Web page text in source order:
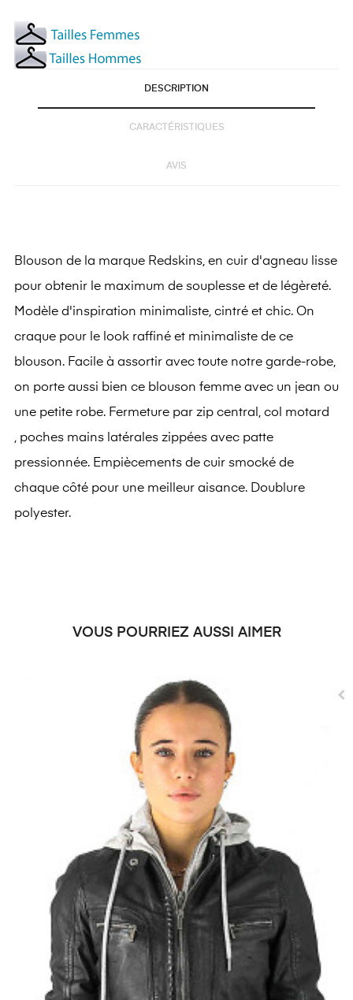
DESCRIPTION
CARACTÉRISTIQUES
AVIS
Blouson de la marque Redskins, en cuir d'agneau lisse
pour obtenir le maximum de souplesse et de légèreté.
Modèle d'inspiration minimaliste, cintré et chic. On
craque pour le look raffiné et minimaliste de ce
blouson. Facile à assortir avec toute notre garde-robe,
on porte aussi bien ce blouson femme avec un jean ou
une petite robe. Fermeture par zip central, col motard
, poches mains latérales zippées avec patte
pressionnée. Empiècements de cuir smocké de
chaque côté pour une meilleur aisance. Doublure
polyester.
VOUS POURRIEZ AUSSI AIMER